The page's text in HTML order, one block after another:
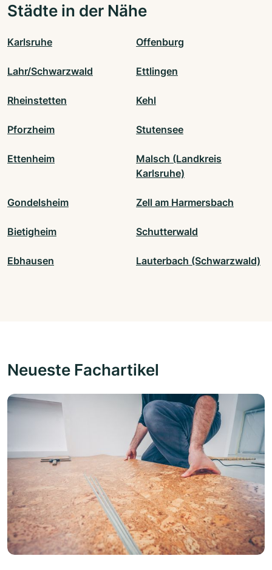
Städte in der Nähe
Karlsruhe Offenburg
Lahr/Schwarzwald Ettlingen
Rheinstetten Kehl
Pforzheim Stutensee
Ettenheim
Malsch (Landkreis
Karlsruhe)
Gondelsheim Zell am Harmersbach
Bietigheim Schutterwald
Ebhausen Lauterbach (Schwarzwald)
Neueste Fachartikel